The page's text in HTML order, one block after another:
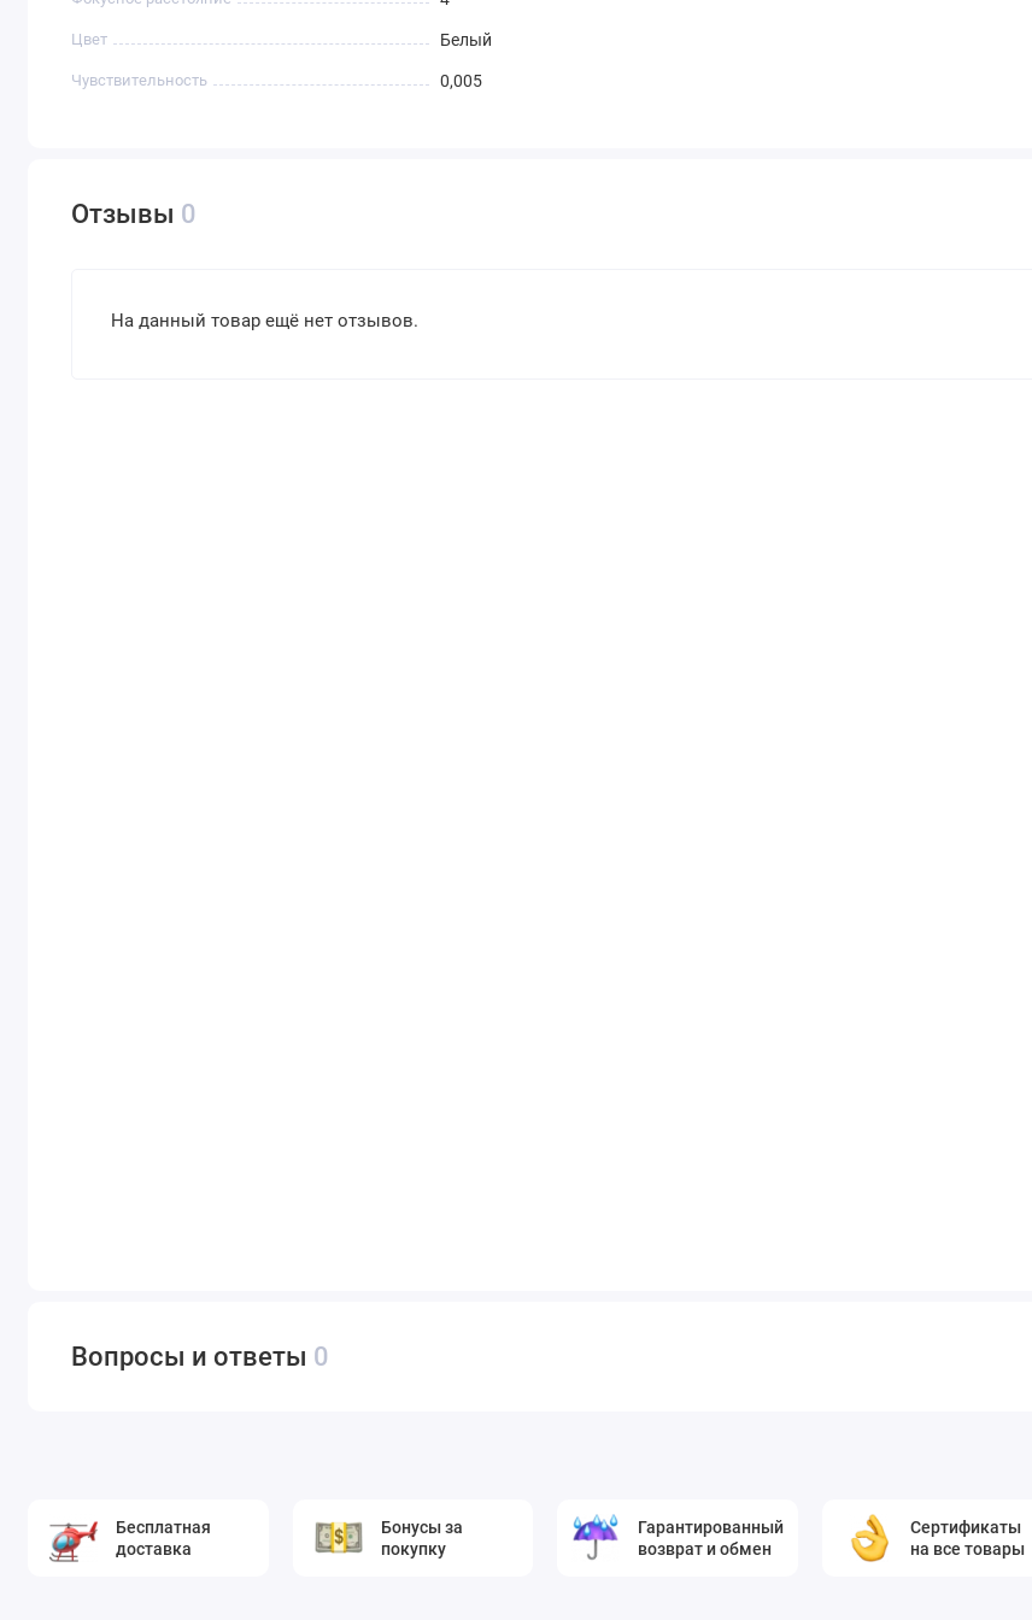
Цвет Белый
Чувствительность 0,005
Отзывы 0
На данный товар ещё нет отзывов.
Вопросы и ответы 0
Бесплатная
доставка
Бонусы за
покупку
Гарантированный
возврат и обмен
Сертификаты
на все товары